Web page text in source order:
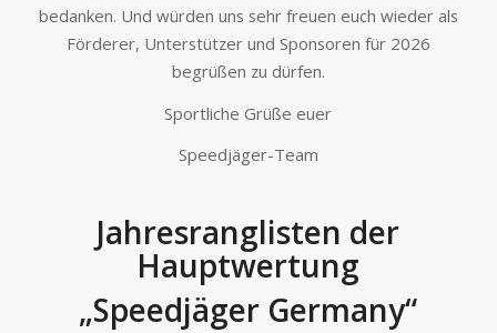
bedanken. Und würden uns sehr freuen euch wieder als
Förderer, Unterstützer und Sponsoren für 2026
begrüßen zu dürfen.
Sportliche Grüße euer
Speedjäger-Team
Jahresranglisten der
Hauptwertung
„Speedjäger Germany“